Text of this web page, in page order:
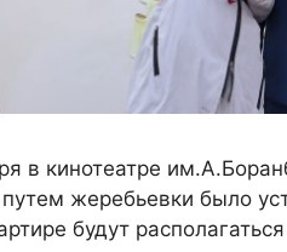
в кинотеатре
путем жеребьевки было
будут